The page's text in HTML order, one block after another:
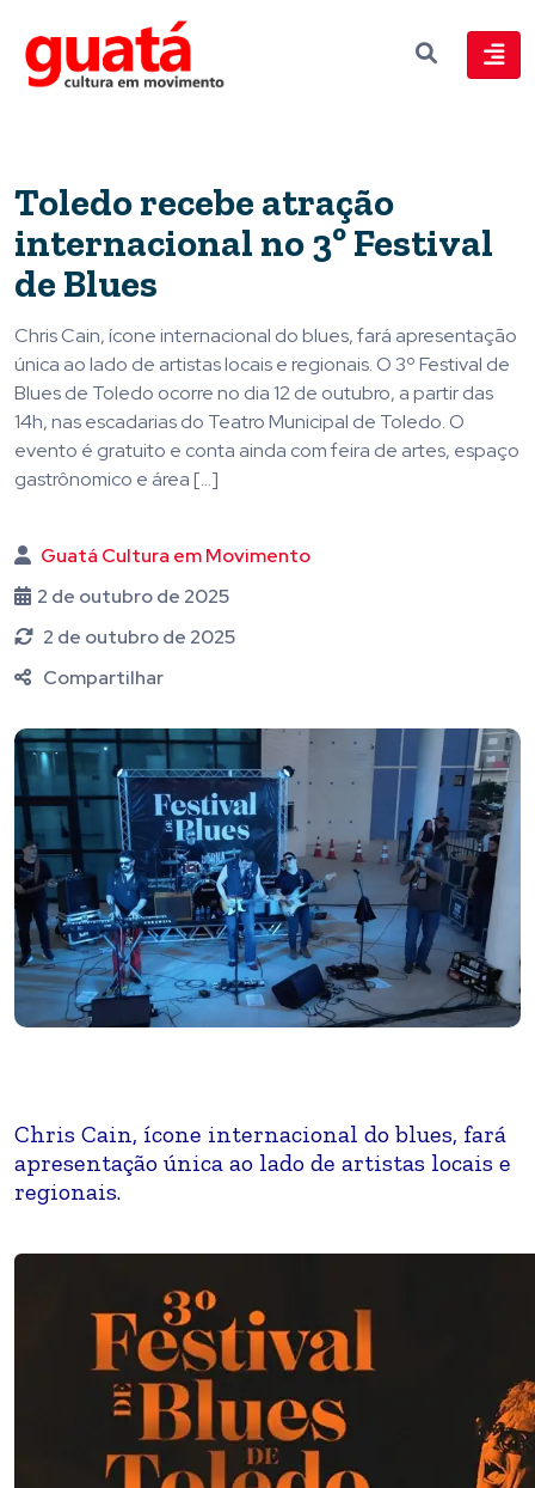
Toledo recebe atração
internacional no 3º Festival
de Blues
Chris Cain, ícone internacional do blues, fará apresentação
única ao lado de artistas locais e regionais. O 3º Festival de
Blues de Toledo ocorre no dia 12 de outubro, a partir das
14h, nas escadarias do Teatro Municipal de Toledo. O
evento é gratuito e conta ainda com feira de artes, espaço
gastrônomico e área […]
Guatá Cultura em Movimento
2 de outubro de 2025
2 de outubro de 2025
Compartilhar
Chris Cain, ícone internacional do blues, fará
apresentação única ao lado de artistas locais e
regionais.